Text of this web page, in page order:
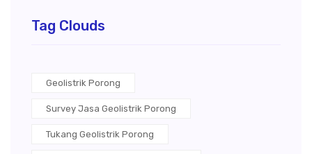
Tag Clouds
Geolistrik Porong
Survey Jasa Geolistrik Porong
Tukang Geolistrik Porong